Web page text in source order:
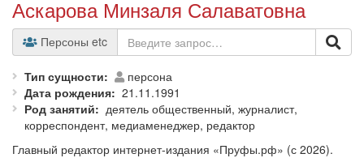
Аскарова Минзаля Салаватовна
Персоны etc
Тип сущности
персона
Дата рождения
21.11.1991
Род занятий
деятель общественный, журналист,
корреспондент, медиаменеджер, редактор
Главный редактор интернет-издания «Пруфы.рф» (с 2026).